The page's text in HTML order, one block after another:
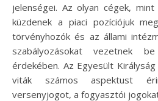
jelenségei. Az olyan cégek,
küzdenek a piaci pozíciójuk
törvényhozók és az állami
szabályozásokat vezetnek
érdekében. Az Egyesült
viták számos aspektust
versenyjogot, a fogyasztói